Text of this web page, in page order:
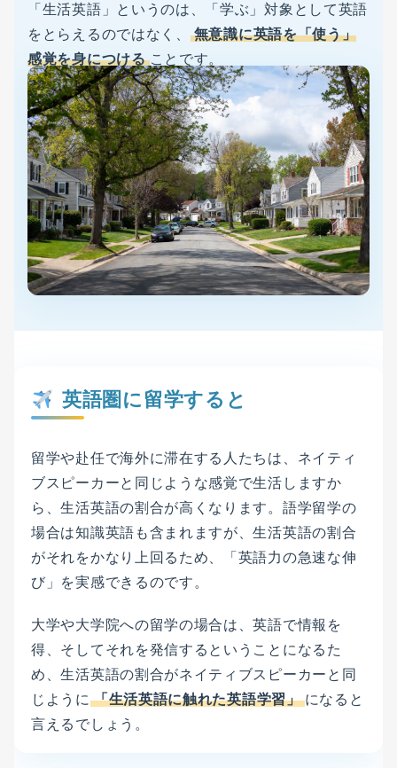
「生活英語」というのは、「学ぶ」対象として英語
をとらえるのではなく、
無意識に英語を「使う」
感覚を身につける ことです。
英語圏に留学すると
留学や赴任で海外に滞在する人たちは、ネイティ
ブスピーカーと同じような感覚で生活しますか
ら、生活英語の割合が高くなります。語学留学の
場合は知識英語も含まれますが、生活英語の割合
がそれをかなり上回るため、「英語力の急速な伸
び」を実感できるのです。
大学や大学院への留学の場合は、英語で情報を
得、そしてそれを発信するということになるた
め、生活英語の割合がネイティブスピーカーと同
じように 「生活英語に触れた英語学習」 になると
言えるでしょう。